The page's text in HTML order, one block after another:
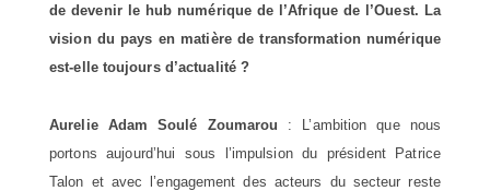
de devenir le hub numérique de l’Afrique de l’Ouest. La
vision du pays en matière de transformation numérique
est-elle toujours d’actualité ?
Aurelie Adam Soulé Zoumarou : L’ambition que nous
portons aujourd’hui sous l’impulsion du président Patrice
Talon et avec l’engagement des acteurs du secteur reste